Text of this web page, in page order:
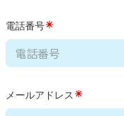
電話番号
メールアドレス